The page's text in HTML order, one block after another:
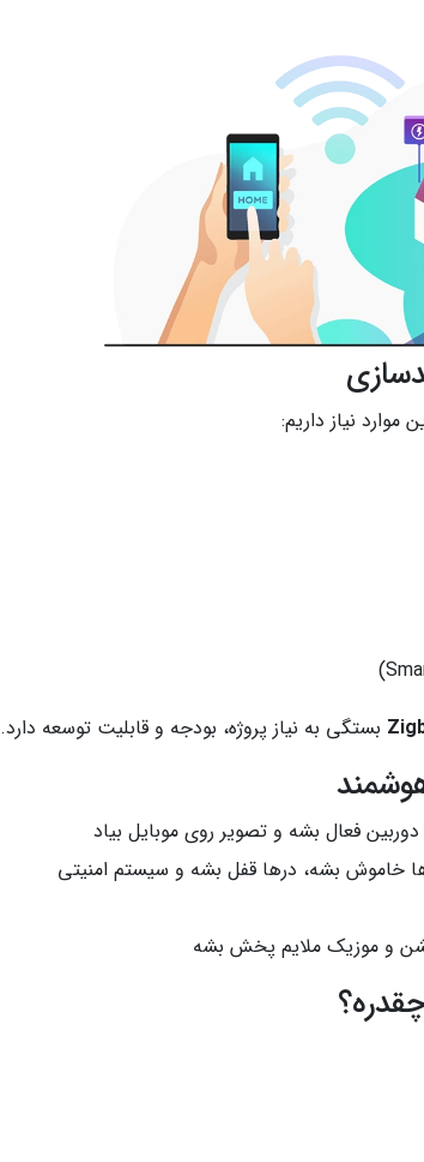
موارد نیاز داریم:
بستگی به نیاز پروژه، بودجه و قابلیت توسعه دارد.
فعال بشه و تصویر روی موبایل بیاد
بشه، درها قفل بشه و سیستم امنیتی
و موزیک ملایم پخش بشه